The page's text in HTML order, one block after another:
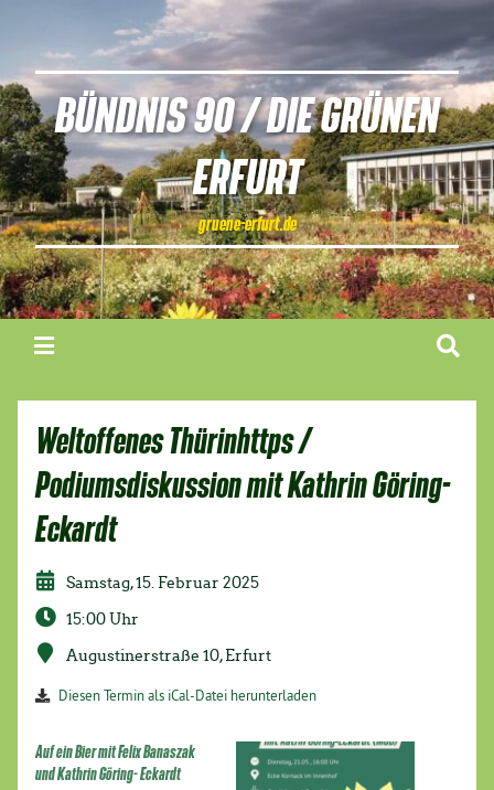
BÜNDNIS 90 / DIE GRÜNEN
ERFURT
gruene-erfurt.de
Weltoffenes Thürinhttps /
Podiumsdiskussion mit Kathrin Göring-
Eckardt
Samstag, 15. Februar 2025
15:00 Uhr
Augustinerstraße 10, Erfurt
Diesen Termin als iCal-Datei herunterladen
Auf ein Bier mit Felix Banaszak
und Kathrin Göring- Eckardt